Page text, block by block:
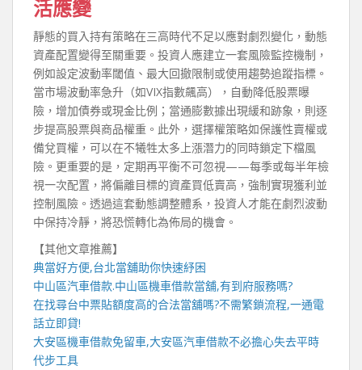
活應變
靜態的買入持有策略在三高時代不足以應對劇烈變化，動態
資產配置變得至關重要。投資人應建立一套風險監控機制，
例如設定波動率閾值、最大回撤限制或使用趨勢追蹤指標。
當市場波動率急升（如VIX指數飆高），自動降低股票曝
險，增加債券或現金比例；當通膨數據出現緩和跡象，則逐
步提高股票與商品權重。此外，選擇權策略如保護性賣權或
備兌買權，可以在不犧牲太多上漲潛力的同時鎖定下檔風
險。更重要的是，定期再平衡不可忽視——每季或每半年檢
視一次配置，將偏離目標的資產買低賣高，強制實現獲利並
控制風險。透過這套動態調整體系，投資人才能在劇烈波動
中保持冷靜，將恐慌轉化為佈局的機會。
【其他文章推薦】
典當好方便,台北當舖助你快速紓困
中山區汽車借款.中山區機車借款當舖,有到府服務嗎?
在找尋台中票貼額度高的合法當舖嗎?不需繁鎖流程,一通電
話立即貸!
大安區機車借款免留車,大安區汽車借款不必擔心失去平時
代步工具